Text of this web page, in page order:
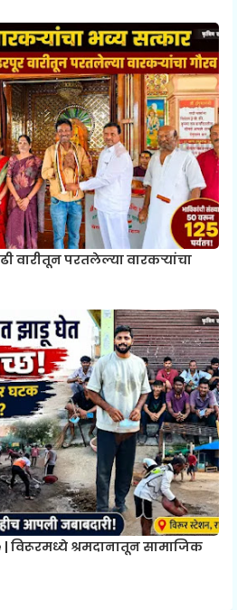
वारीतून परतलेल्या वारकऱ्यांचा
विरूरमध्ये श्रमदानातून सामाजिक